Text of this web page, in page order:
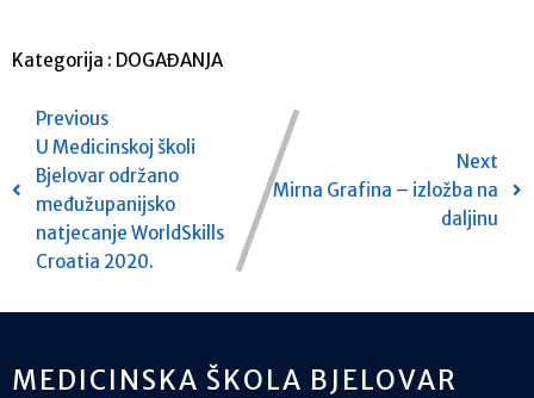
Kategorija : DOGAĐANJA
Previous
U Medicinskoj školi
Bjelovar održano
međužupanijsko
natjecanje WorldSkills
Croatia 2020.
Next
Mirna Grafina – izložba na
daljinu
MEDICINSKA ŠKOLA BJELOVAR